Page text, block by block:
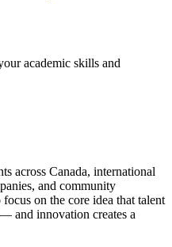
academic skills and
across Canada, international
and community
on the core idea that talent
and innovation creates a